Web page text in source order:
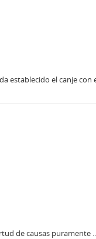
establecido el canje con
de causas puramente